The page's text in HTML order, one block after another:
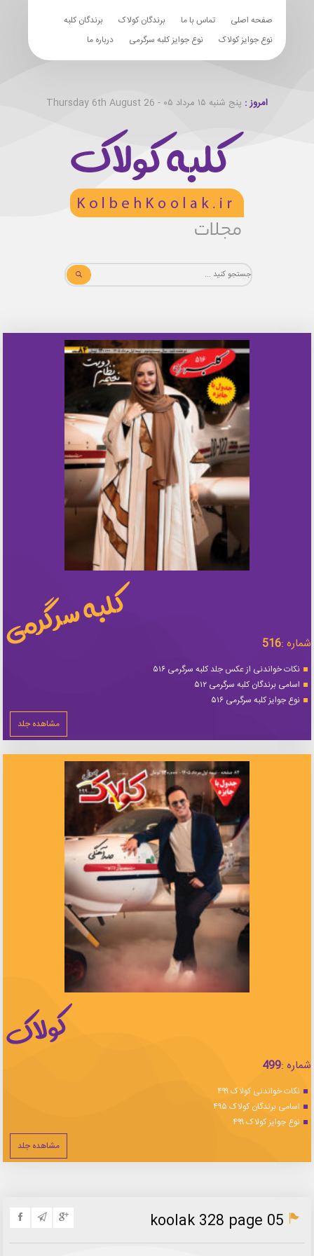
صفحه اصلی تماس با ما برندگان کولاک
برندگان کلبه
نوع جوایز کولاک
نوع جوایز کلبه سرگرمی درباره ما
امروز : پنج شنبه ۱۵ مرداد ۰۵ - Thursday 6th August 26
شماره :516
نکات خواندنی از عکس جلد کلبه سرگرمی ۵۱۶
اسامی برندگان کلبه سرگرمی ۵۱۲
نوع جوایز کلبه سرگرمی ۵۱۶
مشاهده جلد
شماره :499
نکات خواندنی کولاک ۴۹۹
اسامی برندگان کولاک ۴۹۵
نوع جوایز کولاک ۴۹۹
مشاهده جلد
koolak 328 page 05